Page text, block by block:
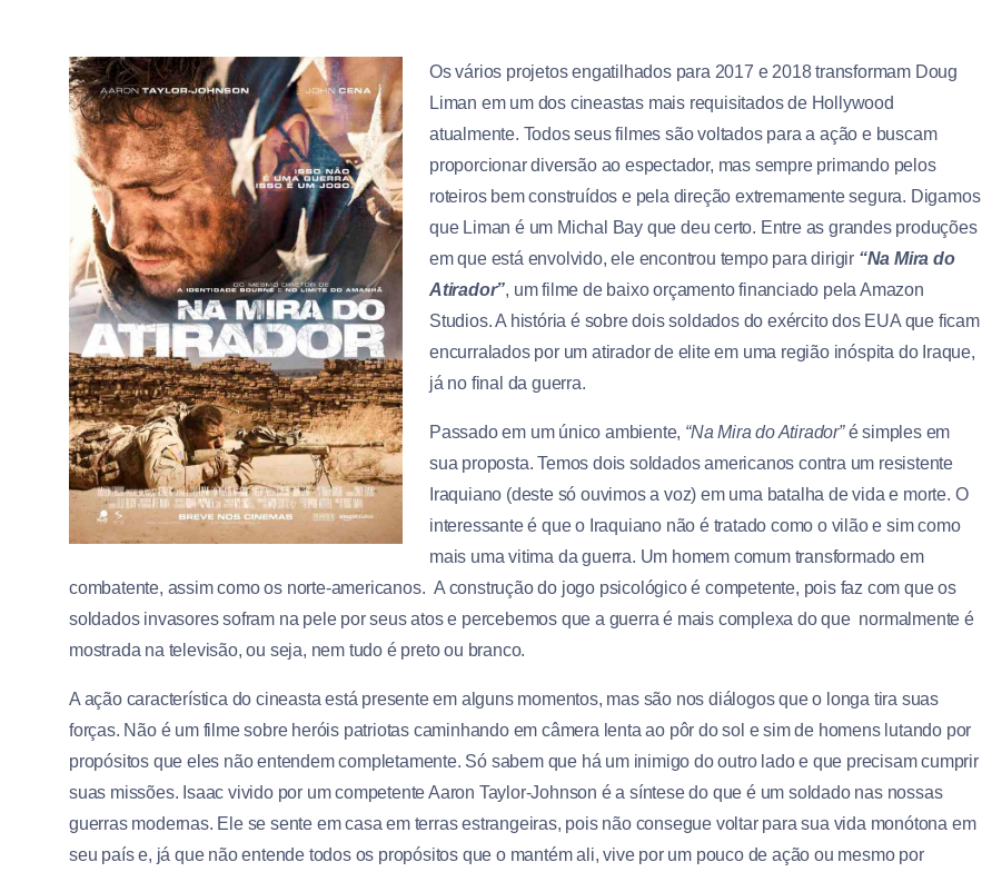
Os vários projetos engatilhados para 2017 e 2018 transformam Doug
Liman em um dos cineastas mais requisitados de Hollywood
atualmente. Todos seus filmes são voltados para a ação e buscam
proporcionar diversão ao espectador, mas sempre primando pelos
roteiros bem construídos e pela direção extremamente segura. Digamos
que Liman é um Michal Bay que deu certo. Entre as grandes produções
em que está envolvido, ele encontrou tempo para dirigir “Na Mira do
Atirador”, um filme de baixo orçamento financiado pela Amazon
Studios. A história é sobre dois soldados do exército dos EUA que ficam
encurralados por um atirador de elite em uma região inóspita do Iraque,
já no final da guerra.
Passado em um único ambiente, “Na Mira do Atirador”é simples em
sua proposta. Temos dois soldados americanos contra um resistente
Iraquiano (deste só ouvimos a voz) em uma batalha de vida e morte. O
interessante é que o Iraquiano não é tratado como o vilão e sim como
mais uma vitima da guerra. Um homem comum transformado em
combatente, assim como os norte-americanos. A construção do jogo psicológico é competente, pois faz com que os
soldados invasores sofram na pele por seus atos e percebemos que a guerra é mais complexa do que normalmente é
mostrada na televisão, ou seja, nem tudo é preto ou branco.
A ação característica do cineasta está presente em alguns momentos, mas são nos diálogos que o longa tira suas
forças. Não é um filme sobre heróis patriotas caminhando em câmera lenta ao pôr do sol e sim de homens lutando por
propósitos que eles não entendem completamente. Só sabem que há um inimigo do outro lado e que precisam cumprir
suas missões. Isaac vivido por um competente Aaron Taylor-Johnson é a síntese do que é um soldado nas nossas
guerras modernas. Ele se sente em casa em terras estrangeiras, pois não consegue voltar para sua vida monótona em
seu país e, já que não entende todos os propósitos que o mantém ali, vive por um pouco de ação ou mesmo por